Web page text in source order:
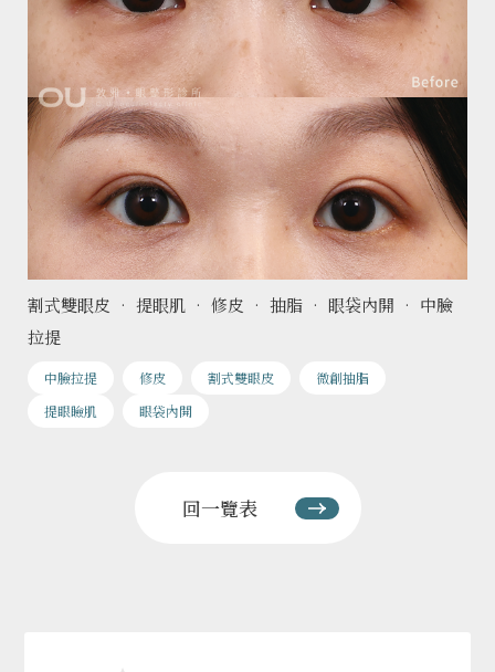
割式雙眼皮 • 提眼肌 • 修皮 • 抽脂 • 眼袋內開 • 中臉
拉提
中臉拉提 修皮 割式雙眼皮
微創抽脂
提眼瞼肌
眼袋內開
回一覽表